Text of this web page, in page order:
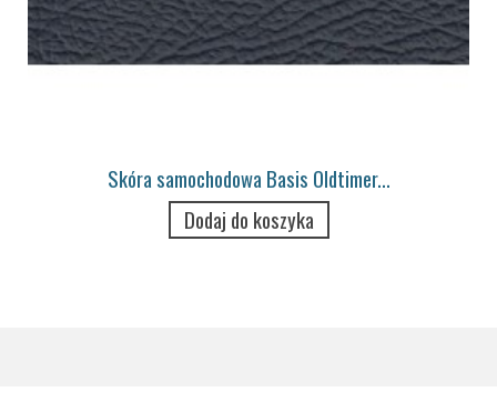
Skóra samochodowa Basis Oldtimer...
Dodaj do koszyka